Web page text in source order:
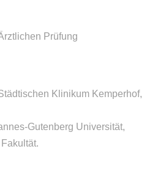
Prüfung
Klinikum Kemperhof,
Gutenberg Universität,